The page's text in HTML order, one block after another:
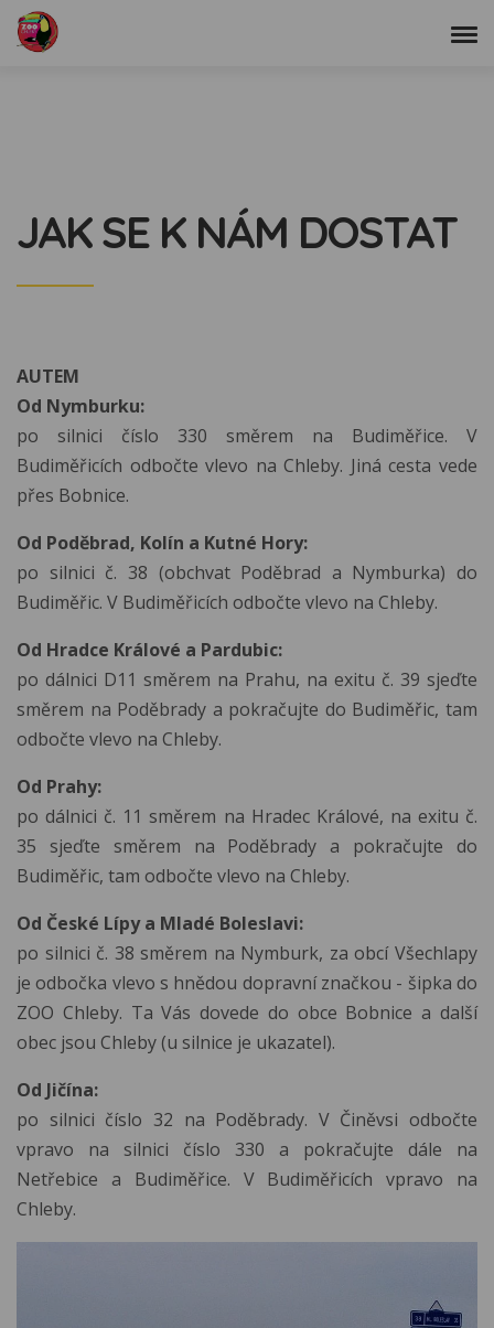
JAK SE K NÁM DOSTAT
AUTEM
Od Nymburku:
po silnici číslo 330 směrem na Budiměřice. V
Budiměřicích odbočte vlevo na Chleby. Jiná cesta vede
přes Bobnice.
Od Poděbrad, Kolín a Kutné Hory:
po silnici č. 38 (obchvat Poděbrad a Nymburka) do
Budiměřic. V Budiměřicích odbočte vlevo na Chleby.
Od Hradce Králové a Pardubic:
po dálnici D11 směrem na Prahu, na exitu č. 39 sjeďte
směrem na Poděbrady a pokračujte do Budiměřic, tam
odbočte vlevo na Chleby.
Od Prahy:
po dálnici č. 11 směrem na Hradec Králové, na exitu č.
35 sjeďte směrem na Poděbrady a pokračujte do
Budiměřic, tam odbočte vlevo na Chleby.
Od České Lípy a Mladé Boleslavi:
po silnici č. 38 směrem na Nymburk, za obcí Všechlapy
je odbočka vlevo s hnědou dopravní značkou - šipka do
ZOO Chleby. Ta Vás dovede do obce Bobnice a další
obec jsou Chleby (u silnice je ukazatel).
Od Jičína:
po silnici číslo 32 na Poděbrady. V Činěvsi odbočte
vpravo na silnici číslo 330 a pokračujte dále na
Netřebice a Budiměřice. V Budiměřicích vpravo na
Chleby.